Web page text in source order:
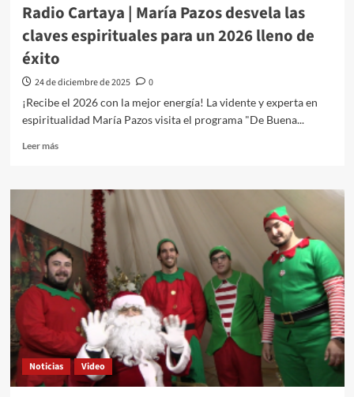
Radio Cartaya | María Pazos desvela las
claves espirituales para un 2026 lleno de
éxito
24 de diciembre de 2025
0
¡Recibe el 2026 con la mejor energía! La vidente y experta en
espiritualidad María Pazos visita el programa "De Buena...
Leer más
Noticias Video